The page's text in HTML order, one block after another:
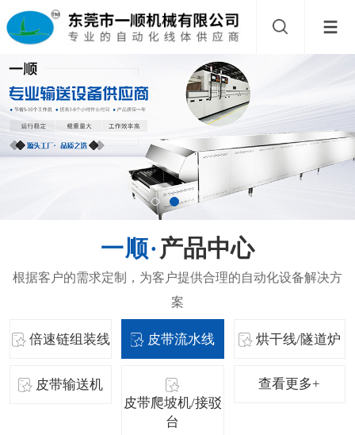
产品中心
倍速链组装线 皮带流水线 烘干线/隧道炉
皮带输送机
皮带爬坡机/接驳
台
查看更多+